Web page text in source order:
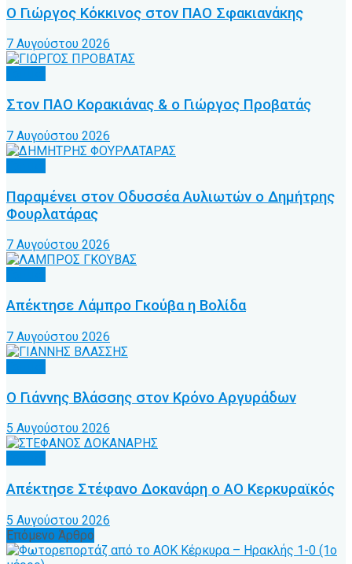
Ο Γιώργος Κόκκινος στον ΠΑΟ Σφακιανάκης
7 Αυγούστου 2026
Στον ΠΑΟ Κορακιάνας & ο Γιώργος Προβατάς
7 Αυγούστου 2026
Παραμένει στον Οδυσσέα Αυλιωτών ο Δημήτρης
Φουρλατάρας
7 Αυγούστου 2026
Απέκτησε Λάμπρο Γκούβα η Βολίδα
7 Αυγούστου 2026
Ο Γιάννης Βλάσσης στον Κρόνο Αργυράδων
5 Αυγούστου 2026
Απέκτησε Στέφανο Δοκανάρη ο ΑΟ Κερκυραϊκός
5 Αυγούστου 2026
Επόμενο Άρθρο